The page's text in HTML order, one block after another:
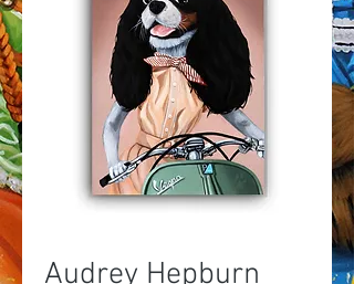
Audrey Hepburn